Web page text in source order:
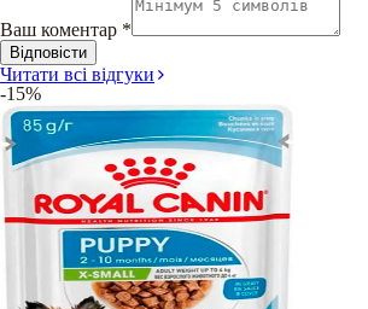
Ваш коментар *
Відповісти
Читати всі відгуки
-15%